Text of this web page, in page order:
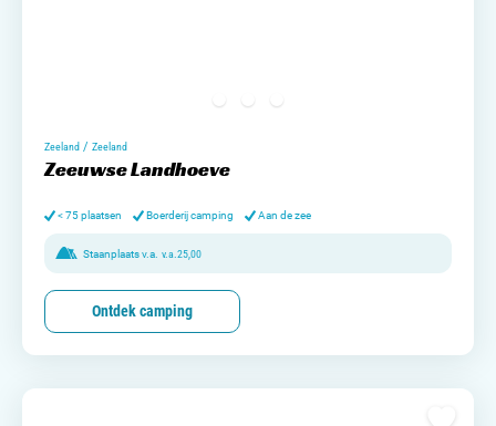
Zeeland / Zeeland
Zeeuwse Landhoeve
< 75 plaatsen Boerderij camping Aan de zee
Staanplaats v.a. v.a. 25,00
Ontdek camping